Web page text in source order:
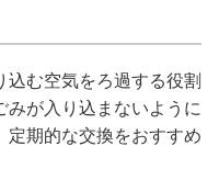
込む空気をろ過する役割
みが入り込まないように
定期的な交換をおすすめ